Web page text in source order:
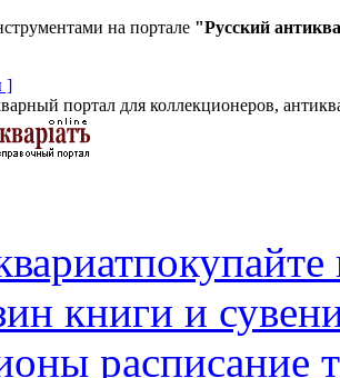
на портале "Русский
]
портал для коллекционеров,
покупайте
книги и
расписание